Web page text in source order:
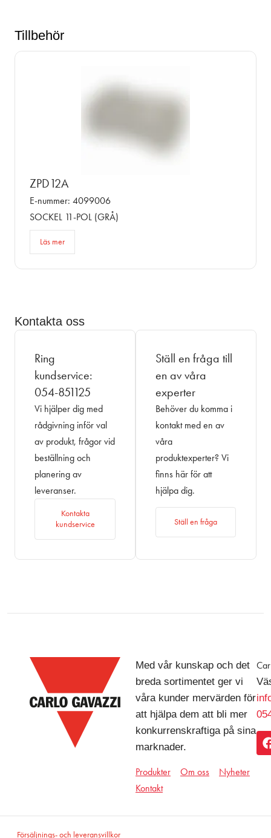
Tillbehör
ZPD12A
E-nummer: 4099006
SOCKEL 11-POL (GRÅ)
Läs mer
Kontakta oss
Ring
kundservice:
054-851125
Vi hjälper dig med
rådgivning inför val
av produkt, frågor vid
beställning och
planering av
leveranser.
Kontakta
kundservice
Ställ en fråga till
en av våra
experter
Behöver du komma i
kontakt med en av
våra
produktexperter? Vi
finns här för att
hjälpa dig.
Ställ en fråga
Med vår kunskap och det
breda sortimentet ger vi
våra kunder mervärden för
att hjälpa dem att bli mer
konkurrenskraftiga på sina
marknader.
Produkter Om oss
Nyheter
Kontakt
Försäljnings- och leveransvillkor